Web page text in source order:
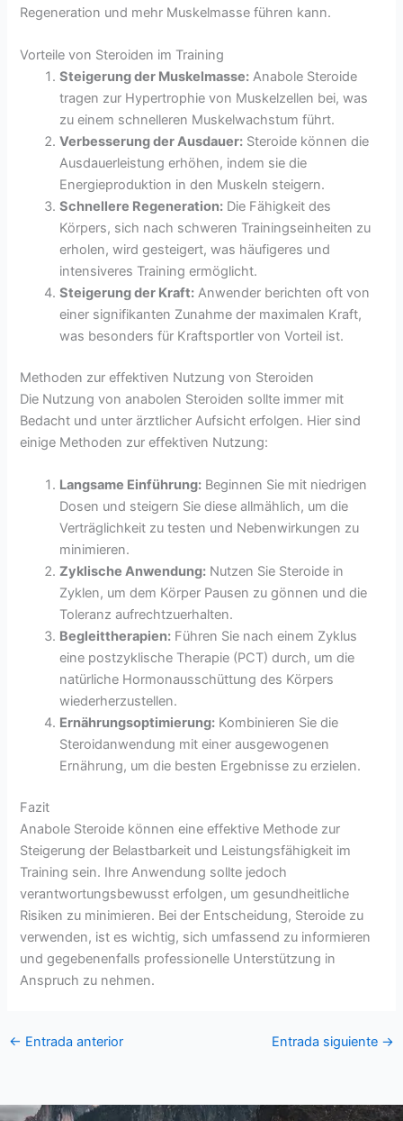
Regeneration und mehr Muskelmasse führen kann.
Vorteile von Steroiden im Training
Steigerung der Muskelmasse: Anabole Steroide
tragen zur Hypertrophie von Muskelzellen bei, was
zu einem schnelleren Muskelwachstum führt.
Verbesserung der Ausdauer: Steroide können die
Ausdauerleistung erhöhen, indem sie die
Energieproduktion in den Muskeln steigern.
Schnellere Regeneration: Die Fähigkeit des
Körpers, sich nach schweren Trainingseinheiten zu
erholen, wird gesteigert, was häufigeres und
intensiveres Training ermöglicht.
Steigerung der Kraft: Anwender berichten oft von
einer signifikanten Zunahme der maximalen Kraft,
was besonders für Kraftsportler von Vorteil ist.
Methoden zur effektiven Nutzung von Steroiden
Die Nutzung von anabolen Steroiden sollte immer mit
Bedacht und unter ärztlicher Aufsicht erfolgen. Hier sind
einige Methoden zur effektiven Nutzung:
Langsame Einführung: Beginnen Sie mit niedrigen
Dosen und steigern Sie diese allmählich, um die
Verträglichkeit zu testen und Nebenwirkungen zu
minimieren.
Zyklische Anwendung: Nutzen Sie Steroide in
Zyklen, um dem Körper Pausen zu gönnen und die
Toleranz aufrechtzuerhalten.
Begleittherapien: Führen Sie nach einem Zyklus
eine postzyklische Therapie (PCT) durch, um die
natürliche Hormonausschüttung des Körpers
wiederherzustellen.
Ernährungsoptimierung: Kombinieren Sie die
Steroidanwendung mit einer ausgewogenen
Ernährung, um die besten Ergebnisse zu erzielen.
Fazit
Anabole Steroide können eine effektive Methode zur
Steigerung der Belastbarkeit und Leistungsfähigkeit im
Training sein. Ihre Anwendung sollte jedoch
verantwortungsbewusst erfolgen, um gesundheitliche
Risiken zu minimieren. Bei der Entscheidung, Steroide zu
verwenden, ist es wichtig, sich umfassend zu informieren
und gegebenenfalls professionelle Unterstützung in
Anspruch zu nehmen.
← Entrada anterior Entrada siguiente →